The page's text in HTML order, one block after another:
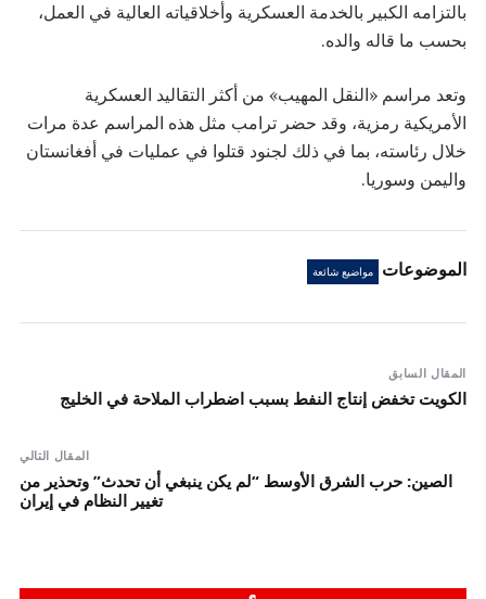
بالتزامه الكبير بالخدمة العسكرية وأخلاقياته العالية في العمل،
بحسب ما قاله والده.
وتعد مراسم «النقل المهيب» من أكثر التقاليد العسكرية
الأمريكية رمزية، وقد حضر ترامب مثل هذه المراسم عدة مرات
خلال رئاسته، بما في ذلك لجنود قتلوا في عمليات في أفغانستان
واليمن وسوريا.
الموضوعات مواضيع شائعة
المقال السابق
الكويت تخفض إنتاج النفط بسبب اضطراب الملاحة في الخليج
المقال التالي
الصين: حرب الشرق الأوسط “لم يكن ينبغي أن تحدث” وتحذير من
تغيير النظام في إيران